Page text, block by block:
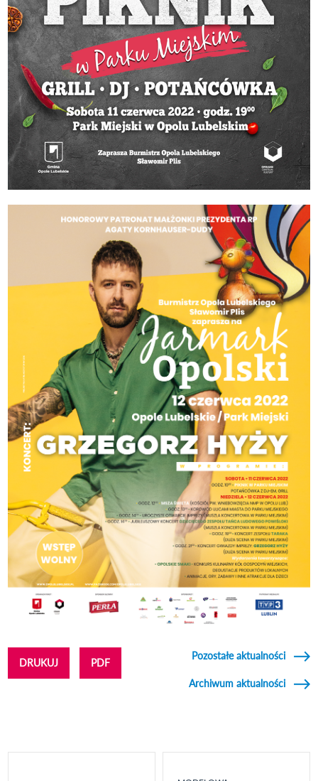
DRUKUJ PDF
Pozostałe aktualności
Archiwum aktualności